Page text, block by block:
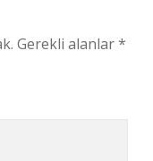
Gerekli alanlar*